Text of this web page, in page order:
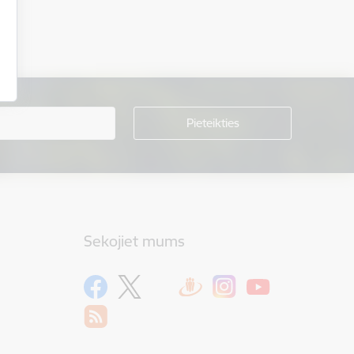
Sekojiet mums